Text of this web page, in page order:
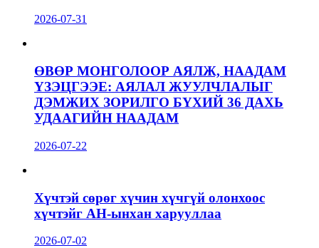
2026-07-31
ӨВӨР МОНГОЛООР АЯЛЖ, НААДАМ
ҮЗЭЦГЭЭЕ: АЯЛАЛ ЖУУЛЧЛАЛЫГ
ДЭМЖИХ ЗОРИЛГО БҮХИЙ 36 ДАХЬ
УДААГИЙН НААДАМ
2026-07-22
Хүчтэй сөрөг хүчин хүчгүй олонхоос
хүчтэйг АН-ынхан харууллаа
2026-07-02